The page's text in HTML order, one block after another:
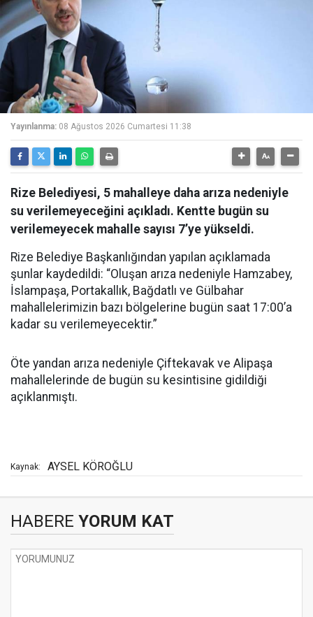
Yayınlanma: 08 Ağustos 2026 Cumartesi 11:38
Rize Belediyesi, 5 mahalleye daha arıza nedeniyle
su verilemeyeceğini açıkladı. Kentte bugün su
verilemeyecek mahalle sayısı 7’ye yükseldi.
Rize Belediye Başkanlığından yapılan açıklamada
şunlar kaydedildi: “Oluşan arıza nedeniyle Hamzabey,
İslampaşa, Portakallık, Bağdatlı ve Gülbahar
mahallelerimizin bazı bölgelerine bugün saat 17:00’a
kadar su verilemeyecektir.”
Öte yandan arıza nedeniyle Çiftekavak ve Alipaşa
mahallelerinde de bugün su kesintisine gidildiği
açıklanmıştı.
Kaynak: AYSEL KÖROĞLU
HABERE YORUM KAT